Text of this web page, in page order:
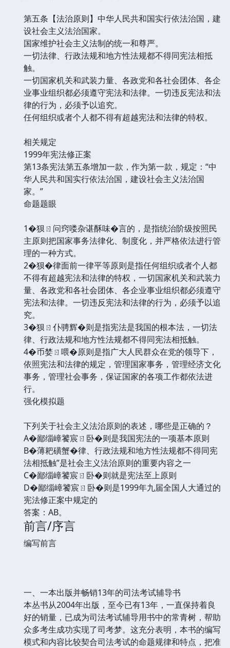
第五条【法治原则】中华人民共和国实行依法治国，建
设社会主义法治国家。
国家维护社会主义法制的统一和尊严。
一切法律、行政法规和地方性法规都不得同宪法相抵
触。
一切国家机关和武装力量、各政党和各社会团体、各企
业事业组织都必须遵守宪法和法律。一切违反宪法和法
律的行为，必须予以追究。
任何组织或者个人都不得有超越宪法和法律的特权。
相关规定
1999年宪法修正案
第13条宪法第五条增加一款，作为第一款，规定：“中
华人民共和国实行依法治国，建设社会主义法治国
家。”
命题题眼
1�狈ㄖ问窍喽杂谌酥味�言的，是指统治阶级按照民
主原则把国家事务法律化、制度化，并严格依法进行管
理的一种方式。
2�狈�律面前一律平等原则是指任何组织或者个人都
不得有超越宪法和法律的特权，一切国家机关和武装力
量、各政党和各社会团体、各企业事业组织都必须遵守
宪法和法律。一切违反宪法和法律的行为，必须予以追
究。
3�狈ㄖ仆骋辉�则是指宪法是我国的根本法，一切法
律、行政法规和地方性法规都不得同宪法相抵触。
4�币婪ㄖ喂�原则是指广大人民群众在党的领导下，
依照宪法和法律的规定，管理国家事务，管理经济文化
事务，管理社会事务，保证国家的各项工作都依法进
行。
强化模拟题
下列关于社会主义法治原则的表述，哪些是正确的？
A�鄙缁嶂饕宸ㄖ卧�则是我国宪法的一项基本原则
B�薄耙磺蟹�律、行政法规和地方性法规都不得同宪
法相抵触”是社会主义法治原则的重要内容之一
C�鄙缁嶂饕宸ㄖ卧�则就是宪法至上原则
D�鄙缁嶂饕宸ㄖ卧�则是1999年九届全国人大通过的
宪法修正案中规定的
答案：AB。
前言/序言
编写前言
一、一本出版并畅销13年的司法考试辅导书
本丛书从2004年出版，至今已有13年，一直保持着良
好的销量，已成为司法考试辅导用书中的常青树，帮助
众多考生成功实现了司考梦。这充分表明，本书的编写
模式和内容比较契合司法考试的命题规律和特点，把准